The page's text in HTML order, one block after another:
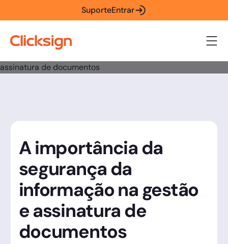
SuporteEntrar
A importância da
segurança da
informação na gestão
e assinatura de
documentos